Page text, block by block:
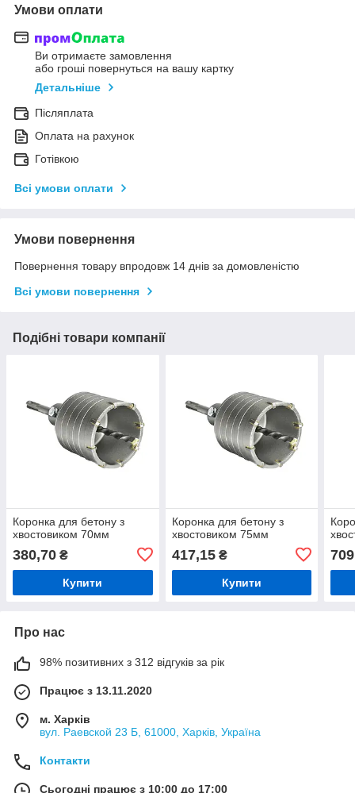
Умови оплати
Ви отримаєте замовлення
або гроші повернуться на вашу картку
Детальніше
Післяплата
Оплата на рахунок
Готівкою
Всі умови оплати
Умови повернення
Повернення товару впродовж 14 днів за домовленістю
Всі умови повернення
Подібні товари компанії
Коронка для бетону з
хвостовиком 70мм
380,70 ₴
Купити
Коронка для бетону з
хвостовиком 75мм
417,15₴
Купити
Про нас
98% позитивних з 312 відгуків за рік
Працює з 13.11.2020
м. Харків
вул. Раевской 23 Б, 61000, Харків, Україна
Контакти
Сьогодні працює з 10:00 до 17:00